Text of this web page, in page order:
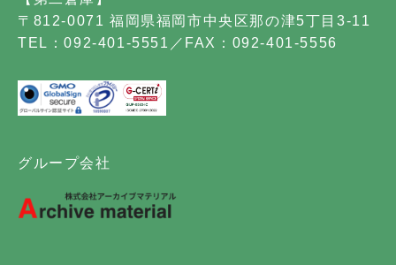
〒812-0071 福岡県福岡市中央区那の津5丁目3-11
TEL：092-401-5551／FAX：092-401-5556
グループ会社